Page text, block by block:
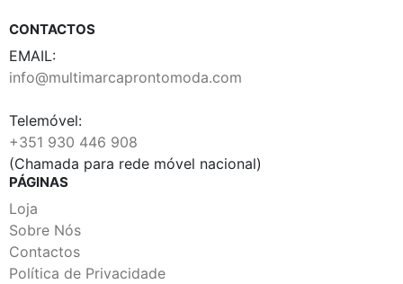
CONTACTOS
EMAIL:
info@multimarcaprontomoda.com
Telemóvel:
+351 930 446 908
(Chamada para rede móvel nacional)
PÁGINAS
Loja
Sobre Nós
Contactos
Política de Privacidade